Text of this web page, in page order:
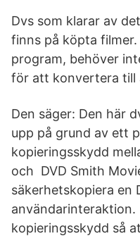
Dvs som klarar av
finns på köpta
program, behöver
för att konvertera till
Den säger: Den här
upp på grund av ett
kopieringsskydd
och DVD Smith
säkerhetskopiera en
användarinteraktion.
kopieringsskydd så